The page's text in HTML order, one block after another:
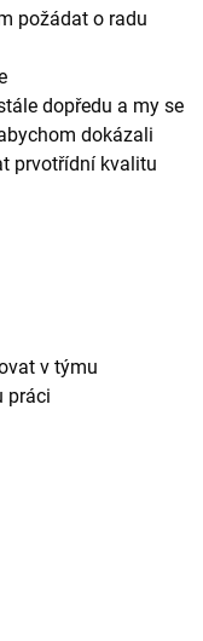
požádat o radu
dopředu a my se
dokázali
prvotřídní kvalitu
v týmu
práci